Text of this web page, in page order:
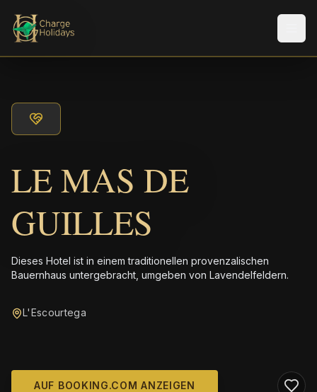
LE MAS DE
GUILLES
Dieses Hotel ist in einem traditionellen provenzalischen
Bauernhaus untergebracht, umgeben von Lavendelfeldern.
L'Escourtega
AUF BOOKING.COM ANZEIGEN